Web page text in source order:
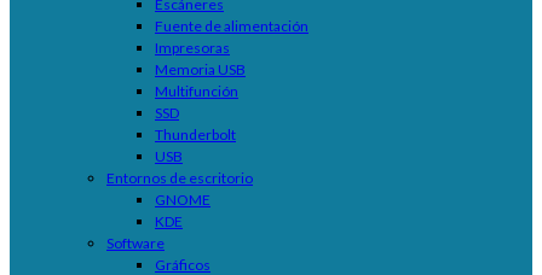
Escáneres
Fuente de alimentación
Impresoras
Memoria USB
Multifunción
SSD
Thunderbolt
USB
Entornos de escritorio
GNOME
KDE
Software
Gráficos